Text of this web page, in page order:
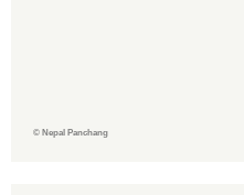
© Nepal Panchang